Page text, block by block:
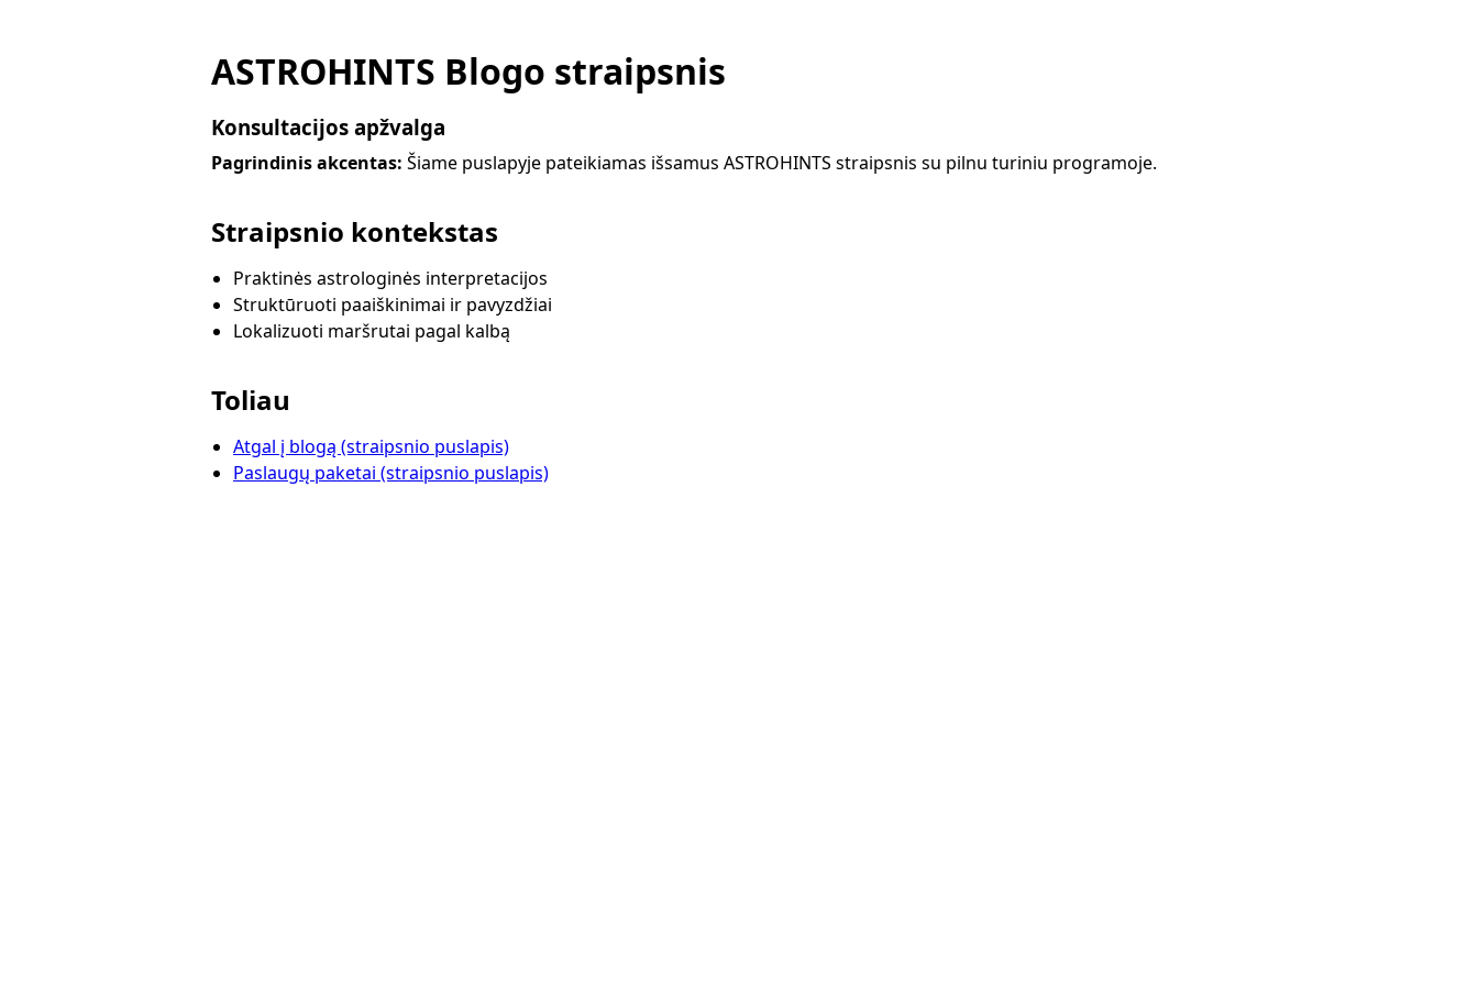
ASTROHINTS Blogo straipsnis
Konsultacijos apžvalga
Pagrindinis akcentas: Šiame puslapyje pateikiamas išsamus ASTROHINTS straipsnis su pilnu turiniu programoje.
Straipsnio kontekstas
Praktinės astrologinės interpretacijos
Struktūruoti paaiškinimai ir pavyzdžiai
Lokalizuoti maršrutai pagal kalbą
Toliau
Atgal į blogą (straipsnio puslapis)
Paslaugų paketai (straipsnio puslapis)